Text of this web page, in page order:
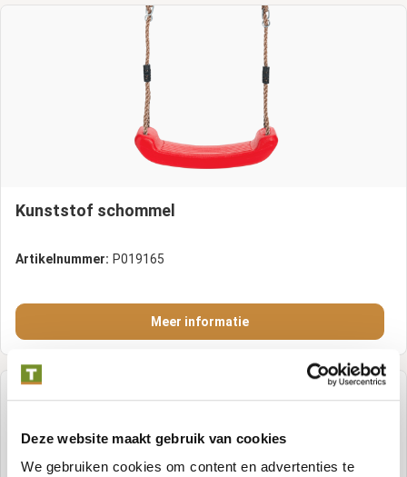
Deze website maakt gebruik van cookies
We gebruiken cookies om content en advertenties te
Kunststof schommel
Artikelnummer: P019165
Meer informatie